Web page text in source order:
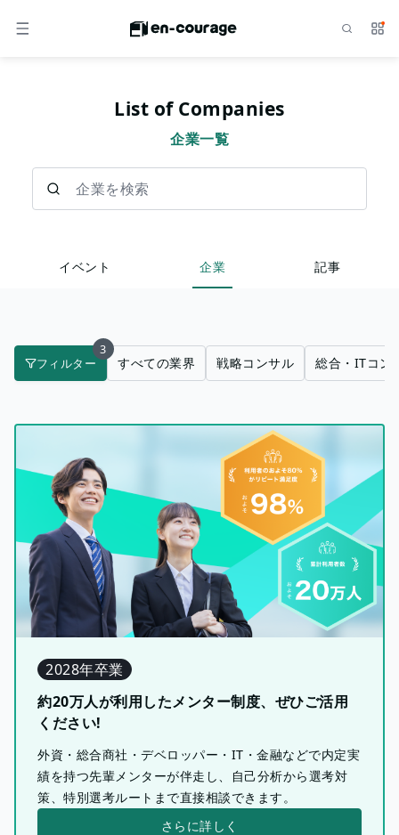
メニュー サ
List of Companies
企業一覧
イベント 企業 記事
フィルター
3
すべての業界 戦略コンサル 総合・ITコン
2028年卒業
約20万人が利用したメンター制度、ぜひご活用
ください!
外資・総合商社・デベロッパー・IT・金融などで内定実
績を持つ先輩メンターが伴走し、自己分析から選考対
策、特別選考ルートまで直接相談できます。
さらに詳しく